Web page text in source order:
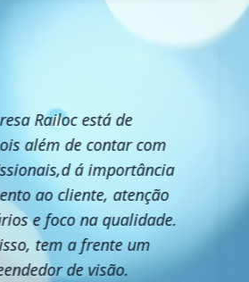
Railoc está de
além de contar com
á importância
ao cliente, atenção
e foco na qualidade.
tem a frente um
de visão.